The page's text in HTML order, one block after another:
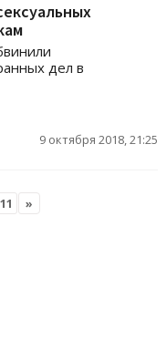
дел в
9 октября 2018, 21:25
11 »